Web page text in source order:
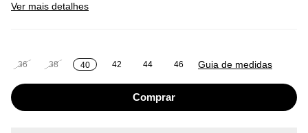
Ver mais detalhes
36 38 40 42 44 46 Guia de medidas